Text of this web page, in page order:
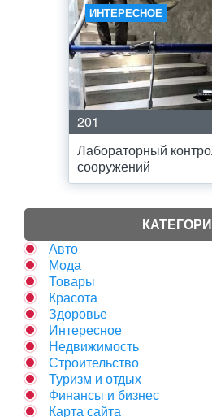
ИНТЕРЕСНОЕ
201
Лабораторный
сооружений
Авто
Мода
Товары
Красота
Здоровье
Интересное
Недвижимость
Строительство
Туризм и отдых
Финансы и бизнес
Карта сайта